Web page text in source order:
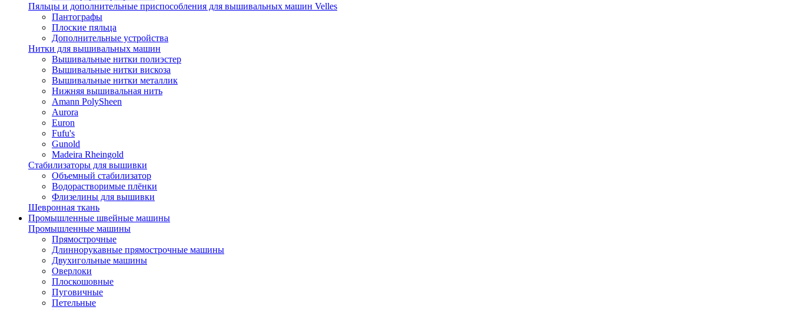
Пяльцы и дополнительные приспособления для вышивальных машин Velles
Пантографы
Плоские пяльца
Дополнительные устройства
Нитки для вышивальных машин
Вышивальные нитки полиэстер
Вышивальные нитки вискоза
Вышивальные нитки металлик
Нижняя вышивальная нить
Amann PolySheen
Aurora
Euron
Fufu's
Gunold
Madeira Rheingold
Стабилизаторы для вышивки
Объемный стабилизатор
Водорастворимые плёнки
Флизелины для вышивки
Шевронная ткань
Промышленные швейные машины
Промышленные машины
Прямострочные
Длиннорукавные прямострочные машины
Двухигольные машины
Оверлоки
Плоскошовные
Пуговичные
Петельные